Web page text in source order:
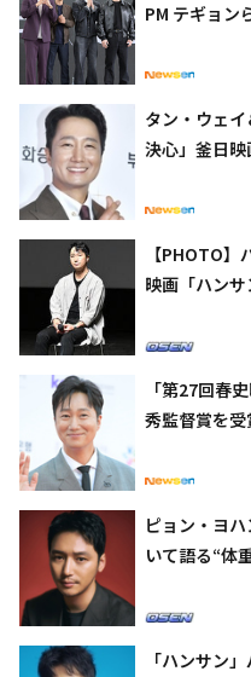
PM テギョ
タン・ウェ
決心」釜日
【PHOTO】
映画「ハン
「第27回春
秀監督賞を
ピョン・ヨ
いて語る“体
「ハンサン